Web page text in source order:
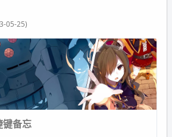
05-25)
键备忘